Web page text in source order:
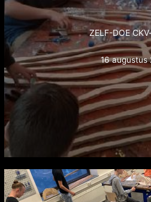
ZELF-DOE
16 augustus